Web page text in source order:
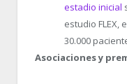
estadio inicial
estudio FLEX,
30.000
Asociaciones y